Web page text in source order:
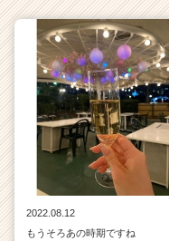
2022.08.12
もうそろあの時期ですね